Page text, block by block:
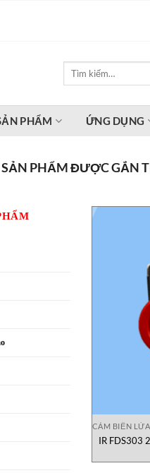
PHẨM ỨNG DỤNG
SẢN PHẨM ĐƯỢC GẮN
CẢM BIẾN LỬA
IR FDS303